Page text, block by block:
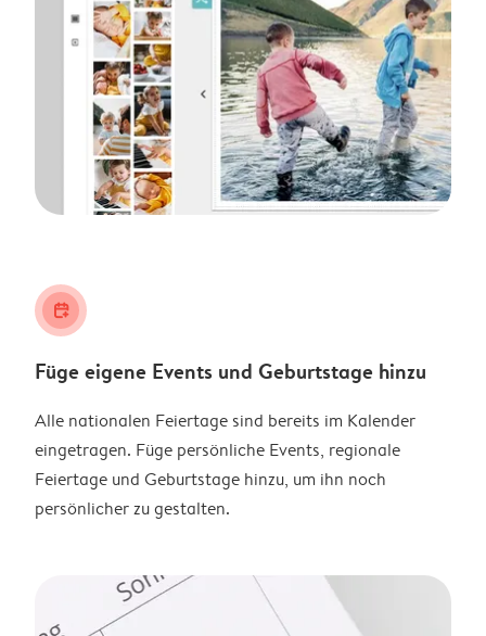
calendar_plus
Füge eigene Events und Geburtstage hinzu
Alle nationalen Feiertage sind bereits im Kalender
eingetragen. Füge persönliche Events, regionale
Feiertage und Geburtstage hinzu, um ihn noch
persönlicher zu gestalten.